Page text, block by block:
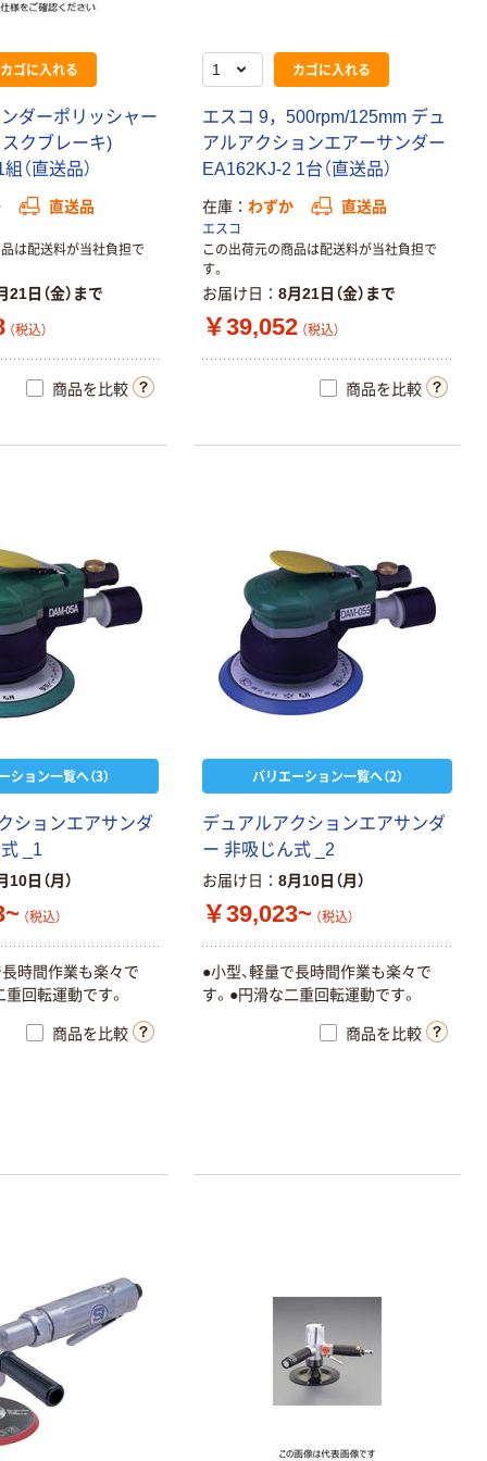
カゴに入れる
ダーポリッシャー
クブレーキ)
（直送品）
直送品
は配送料が当社負担で
21日（金）まで
（税込）
商品を比較
カゴに入れる
エスコ 9，500rpm/125mm デュ
アルアクションエアーサンダー
EA162KJ-2 1台（直送品）
在庫 わずか 直送品
エスコ
この出荷元の商品は配送料が当社負担で
す。
お届け日 8月21日（金）まで
￥39,052 （税込）
商品を比較
ション一覧へ（3）
ションエアサンダ
_1
10日（月）
（税込）
長時間作業も楽々で
回転運動です。
商品を比較
バリエーション一覧へ（2）
デュアルアクションエアサンダ
ー 非吸じん式 _2
お届け日 8月10日（月）
￥39,023~ （税込）
●小型、軽量で長時間作業も楽々で
す。●円滑な二重回転運動です。
商品を比較